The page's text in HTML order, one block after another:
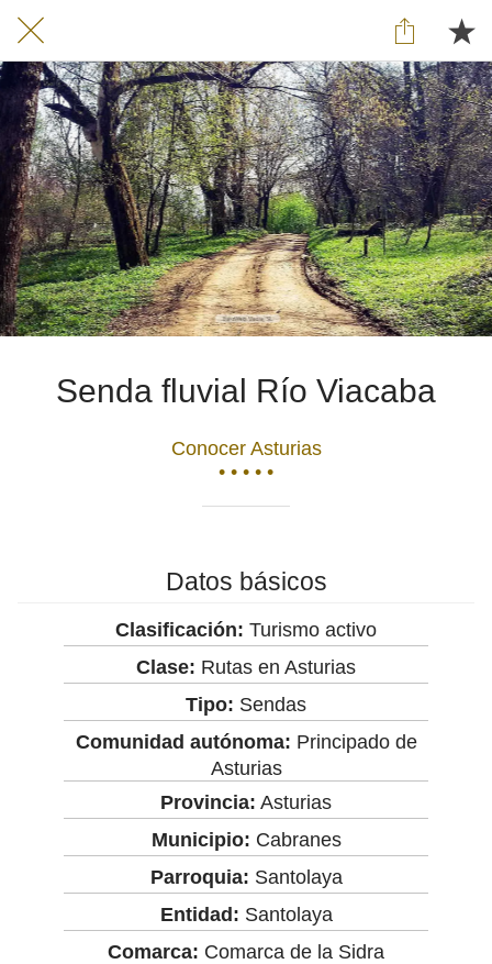
Senda fluvial Río Viacaba
Conocer Asturias
• • • • •
Datos básicos
Clasificación: Turismo activo
Clase: Rutas en Asturias
Tipo: Sendas
Comunidad autónoma: Principado de
Asturias
Provincia: Asturias
Municipio: Cabranes
Parroquia: Santolaya
Entidad: Santolaya
Comarca: Comarca de la Sidra